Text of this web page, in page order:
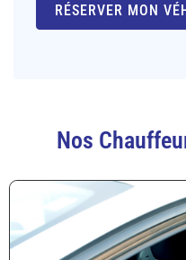
RÉSERVER MON
Nos